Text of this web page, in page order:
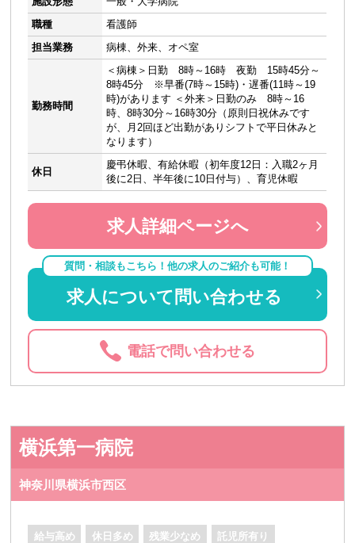
職種
看護師
担当業務
病棟、外来、オペ室
勤務時間
＜病棟＞日勤 8時～16時 夜勤 15時45分～
8時45分 ※早番(7時～15時)・遅番(11時～19
時)があります ＜外来＞日勤のみ 8時～16
時、8時30分～16時30分（原則日祝休みです
が、月2回ほど出勤がありシフトで平日休みと
なります）
休日
慶弔休暇、有給休暇（初年度12日：入職2ヶ月
後に2日、半年後に10日付与）、育児休暇
求人詳細ページへ
質問・相談もこちら！他の求人のご紹介も可能！
求人について問い合わせる
電話で問い合わせる
横浜第一病院
神奈川県横浜市西区
給与高め 休日多め 残業少なめ 託児所有り